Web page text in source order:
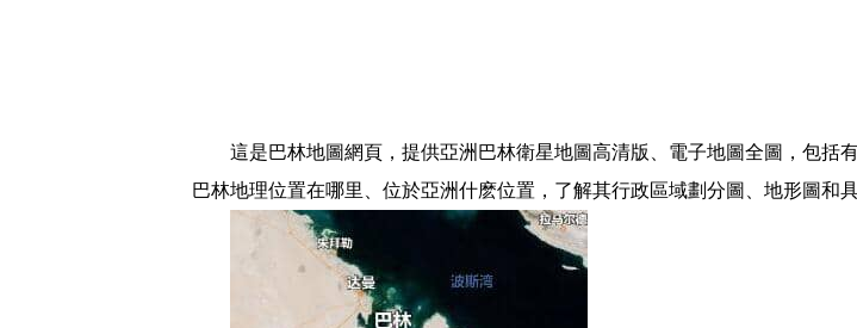
這是巴林地圖網頁，提供亞洲巴林衛星地圖高清版、電子地圖全圖，包括
巴林地理位置在哪里、位於亞洲什麽位置，了解其行政區域劃分圖、地形圖和具